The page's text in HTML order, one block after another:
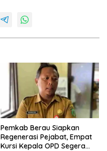
Pemkab Berau Siapkan
Regenerasi Pejabat, Empat
Kursi Kepala OPD Segera